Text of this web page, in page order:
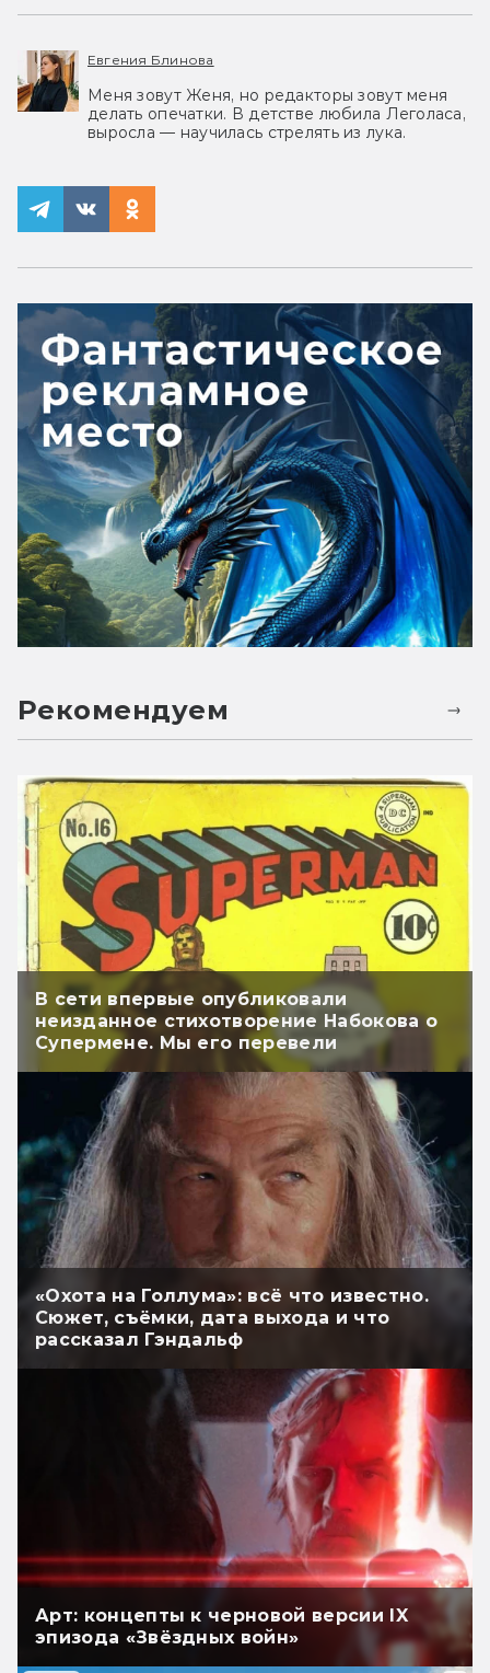
Евгения Блинова
Меня зовут Женя, но редакторы зовут меня
делать опечатки. В детстве любила Леголаса,
выросла — научилась стрелять из лука.
Рекомендуем
В сети впервые опубликовали
неизданное стихотворение Набокова о
Супермене. Мы его перевели
«Охота на Голлума»: всё что известно.
Сюжет, съёмки, дата выхода и что
рассказал Гэндальф
Арт: концепты к черновой версии IX
эпизода «Звёздных войн»